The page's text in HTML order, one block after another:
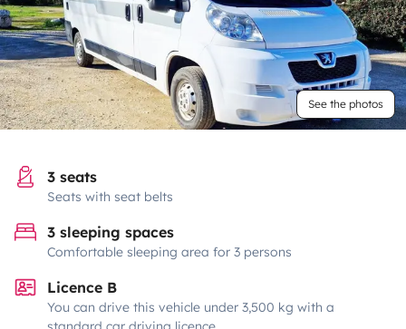
See the photos
3 seats
Seats with seat belts
3 sleeping spaces
Comfortable sleeping area for 3 persons
Licence B
You can drive this vehicle under 3,500 kg with a